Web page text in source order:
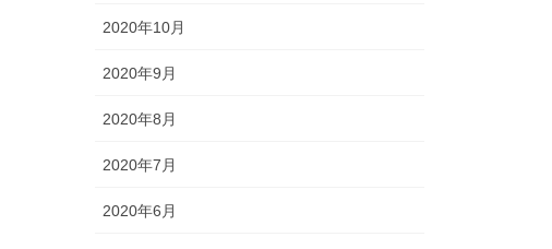
2020年10月
2020年9月
2020年8月
2020年7月
2020年6月